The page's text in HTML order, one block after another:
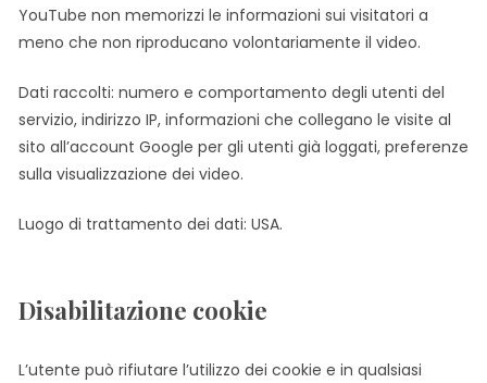
YouTube non memorizzi le informazioni sui visitatori a
meno che non riproducano volontariamente il video.
Dati raccolti: numero e comportamento degli utenti del
servizio, indirizzo IP, informazioni che collegano le visite al
sito all’account Google per gli utenti già loggati, preferenze
sulla visualizzazione dei video.
Luogo di trattamento dei dati: USA.
Disabilitazione cookie
L’utente può rifiutare l’utilizzo dei cookie e in qualsiasi